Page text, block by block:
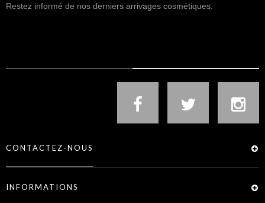
Restez informé de nos derniers arrivages cosmétiques.
CONTACTEZ-NOUS
INFORMATIONS